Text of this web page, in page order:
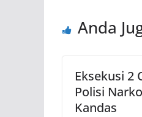
Anda
Eksekusi 2
Polisi
Kandas